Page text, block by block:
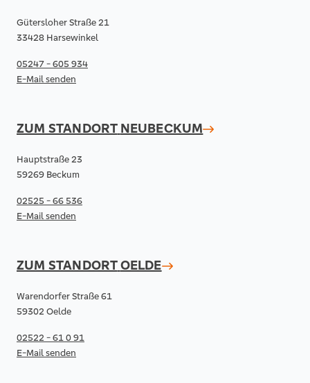
Gütersloher Straße 21
33428 Harsewinkel
05247 - 605 934
E-Mail senden
ZUM STANDORT NEUBECKUM
Hauptstraße 23
59269 Beckum
02525 - 66 536
E-Mail senden
ZUM STANDORTOELDE
Warendorfer Straße 61
59302 Oelde
02522 - 61 0 91
E-Mail senden